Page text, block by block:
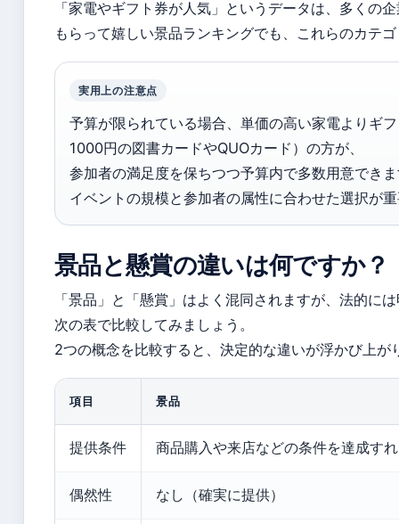
「家電やギフト券が人気」というデータは、多くの
もらって嬉しい景品ランキングでも、これらのカテ
実用上の注意点
予算が限られている場合、単価の高い家電よりギ
1000円の図書カードやQUOカード）の方が、
参加者の満足度を保ちつつ予算内で多数用意でき
イベントの規模と参加者の属性に合わせた選択が
景品と懸賞の違いは何ですか？
「景品」と「懸賞」はよく混同されますが、法的に
次の表で比較してみましょう。
2つの概念を比較すると、決定的な違いが浮かび上
項目 景品
提供条件 商品購入や来店などの条件を達成す
偶然性 なし（確実に提供）